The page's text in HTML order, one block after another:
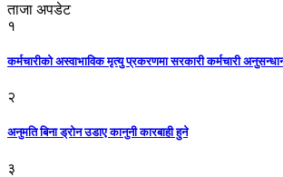
ताजा अपडेट
१
कर्मचारीको अस्वाभाविक मृत्यु प्रकरणमा सरकारी कर्मचारी
२
अनुमति बिना ड्रोन उडाए कानुनी कारबाही हुने
३